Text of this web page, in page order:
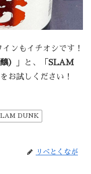
ンもイチオシです！
） 」と、「 SLAM
をお試しください！
DUNK
リベとくなが